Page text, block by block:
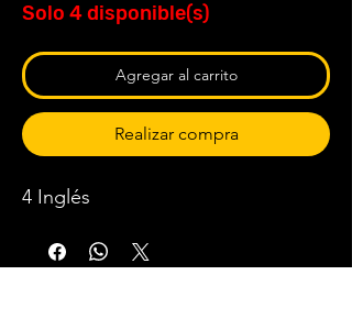
Solo 4 disponible(s)
Agregar al carrito
Realizar compra
4 Inglés